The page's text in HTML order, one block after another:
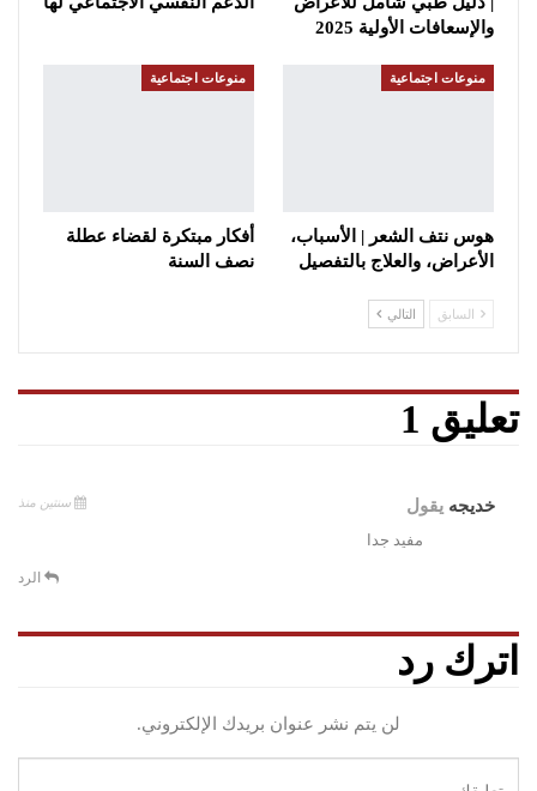
والإسعافات الأولية 2025
منوعات اجتماعية
هوس نتف الشعر | الأسباب،
الأعراض، والعلاج بالتفصيل
منوعات اجتماعية
أفكار مبتكرة لقضاء عطلة
نصف السنة
السابق التالي
تعليق 1
خديجه يقول سنتين منذ
مفيد جدا
الرد
اترك رد
لن يتم نشر عنوان بريدك الإلكتروني.